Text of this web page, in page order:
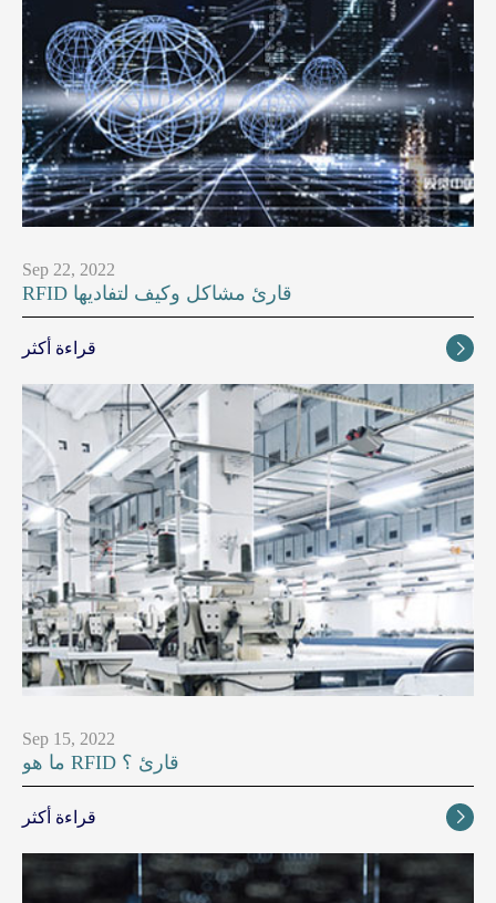
Sep 22, 2022
RFID قارئ مشاكل وكيف لتفاديها
قراءة أكثر 
Sep 15, 2022
ما هو RFID قارئ ؟
قراءة أكثر 